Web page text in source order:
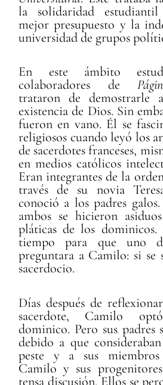
la solidaridad
mejor presupuesto y la
universidad de grupos
En este ámbito
colaboradores de
trataron de
existencia de Dios. Sin
fueron en vano. Él se
religiosos cuando leyó los
de sacerdotes franceses,
en medios católicos
Eran integrantes de la
través de su novia
conoció a los padres
ambos se hicieron
pláticas de los
tiempo para que uno
preguntara a Camilo: si se
sacerdocio.
Días después de
sacerdote, Camilo
dominico. Pero sus
debido a que
peste y a sus miembros
Camilo y sus
tensa discusión. Ellos se